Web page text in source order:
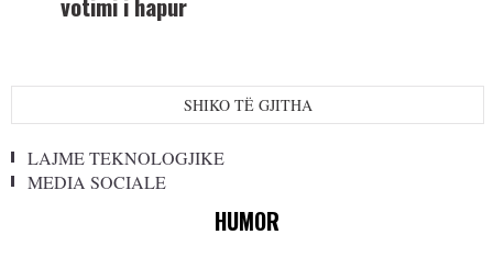
SHIKO TË GJITHA
LAJME TEKNOLOGJIKE
MEDIA SOCIALE
HUMOR